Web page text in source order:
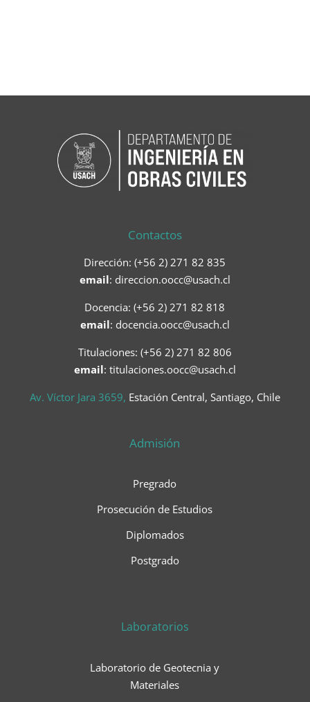
Contactos
Dirección: (+56 2) 271 82 835
email: direccion.oocc@usach.cl
Docencia: (+56 2) 271 82 818
email: docencia.oocc@usach.cl
Titulaciones: (+56 2) 271 82 806
email: titulaciones.oocc@usach.cl
Av. Víctor Jara 3659, Estación Central, Santiago, Chile
Admisión
Pregrado
Prosecución de Estudios
Diplomados
Postgrado
Laboratorios
Laboratorio de Geotecnia y
Materiales